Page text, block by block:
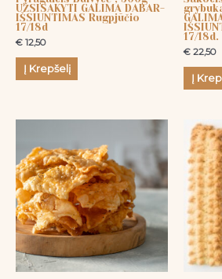
UŽSISAKYTI GALIMA DABAR-
IŠSIUNTIMAS Rugpjūčio
17/18d
€ 12,50
Į Krepšelį
17/18d.
€ 22,50
Į